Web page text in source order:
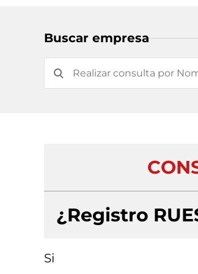
Buscar empresa
¿Registro
Si